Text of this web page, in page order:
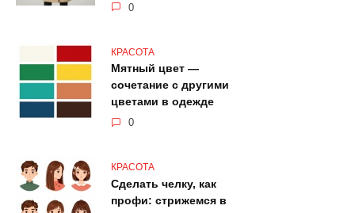
0
КРАСОТА
Мятный цвет —
сочетание с другими
цветами в одежде
0
КРАСОТА
Сделать челку, как
профи: стрижемся в